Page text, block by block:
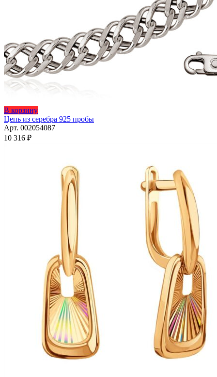
В корзинуЭтот
товар
имеет
выбрать
странице
Цепь из серебра 925 пробы
Арт. 002054087
10 316 ₽